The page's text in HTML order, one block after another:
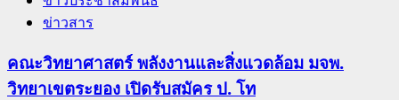
ข่าวสาร
คณะวิทยาศาสตร์ พลังงานและสิ่งแวดล้อม มจพ.
วิทยาเขตระยอง เปิดรับสมัคร ป. โท